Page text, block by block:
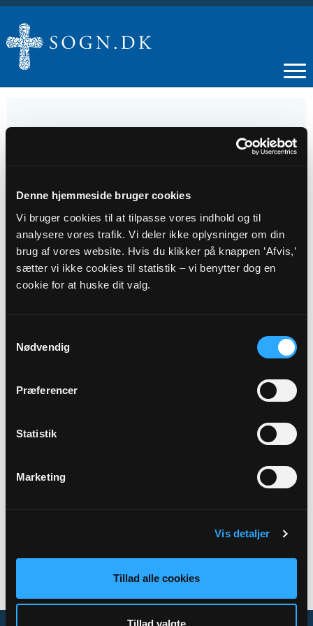
Denne hjemmeside bruger cookies
Vi bruger cookies til at tilpasse vores indhold og til
analysere vores trafik. Vi deler ikke oplysninger om din
brug af vores website. Hvis du klikker på knappen ’Afvis,’
sætter vi ikke cookies til statistik – vi benytter dog en
cookie for at huske dit valg.
Nødvendig
Præferencer
Statistik
Marketing
Vis detaljer
Tillad alle cookies
Tillad valgte
AUG
Gudstjeneste Oksbøl
Tidspunkt
Sophie-Lønne Reil Hundebøll
Sted